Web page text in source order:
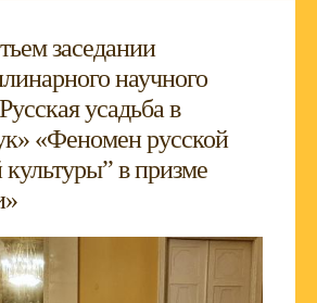
заседании
научного
усадьба в
«Феномен русской
культуры” в призме